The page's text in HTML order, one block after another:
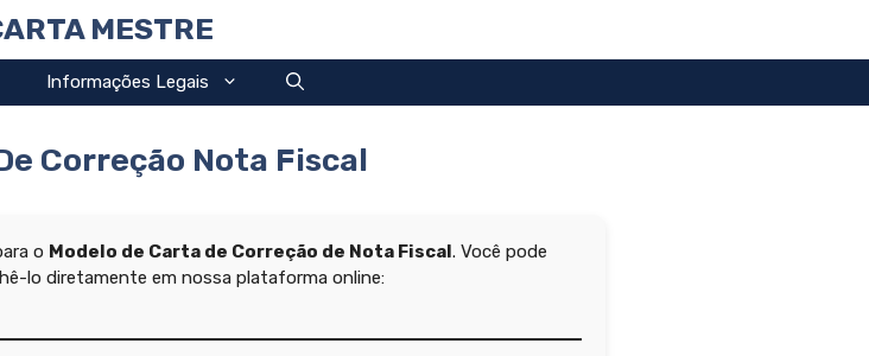
MESTRE
Informações Legais
Correção Nota Fiscal
o Modelo de Carta de Correção de Nota Fiscal. Você pode
lo diretamente em nossa plataforma online: